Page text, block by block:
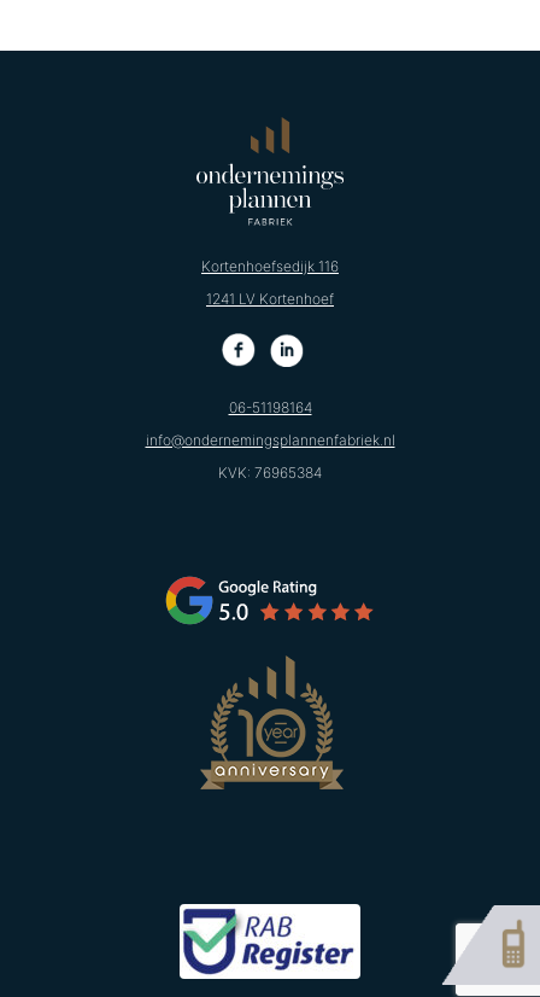
Kortenhoefsedijk 116
1241 LV Kortenhoef
06-51198164
info@ondernemingsplannenfabriek.nl
KVK: 76965384